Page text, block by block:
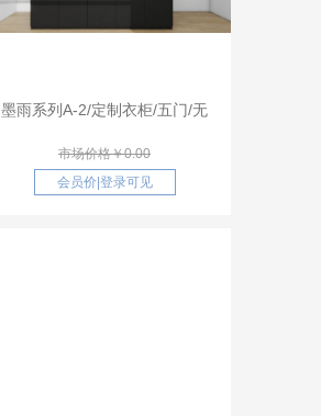
墨雨系列A-2/定制衣柜/五门/无
市场价格￥0.00
会员价 登录可见